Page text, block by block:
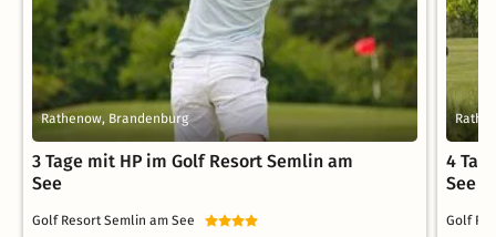
Rathenow, Brandenburg
3 Tage mit HP im Golf Resort Semlin am
See
Golf Resort Semlin am See
4
See
Golf